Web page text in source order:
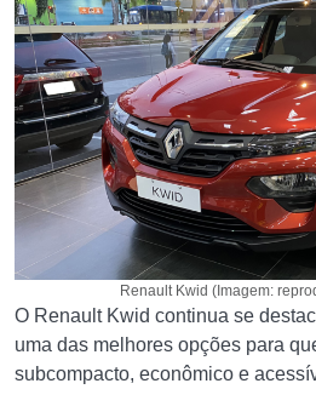
Renault Kwid (Imagem:
O Renault Kwid continua se
uma das melhores opções para
subcompacto, econômico e